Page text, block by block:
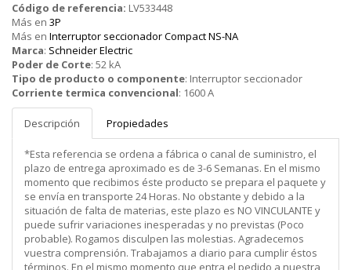
Código de referencia: LV533448
Más en 3P
Más en Interruptor seccionador Compact NS-NA
Marca: Schneider Electric
Poder de Corte: 52 kA
Tipo de producto o componente: Interruptor seccionador
Corriente termica convencional: 1600 A
Descripción Propiedades
*Esta referencia se ordena a fábrica o canal de suministro, el
plazo de entrega aproximado es de 3-6 Semanas. En el mismo
momento que recibimos éste producto se prepara el paquete y
se envía en transporte 24 Horas. No obstante y debido a la
situación de falta de materias, este plazo es NO VINCULANTE y
puede sufrir variaciones inesperadas y no previstas (Poco
probable). Rogamos disculpen las molestias. Agradecemos
vuestra comprensión. Trabajamos a diario para cumplir éstos
términos. En el mismo momento que entra el pedido a nuestra